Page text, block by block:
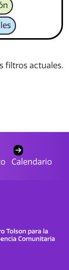
filtros actuales.
Calendario